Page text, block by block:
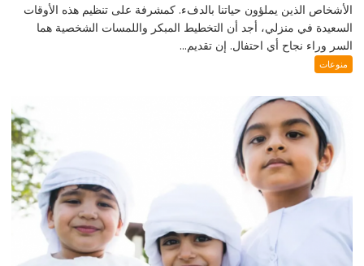
الأشخاص الذين يملؤون حياتنا بالدفء. كمشرفة على تنظيم هذه الأوقات
السعيدة في منزلي، أجد أن التخطيط المبكر واللمسات الشخصية هما
السر وراء نجاح أي احتفال. إن تقديم...
منوعات